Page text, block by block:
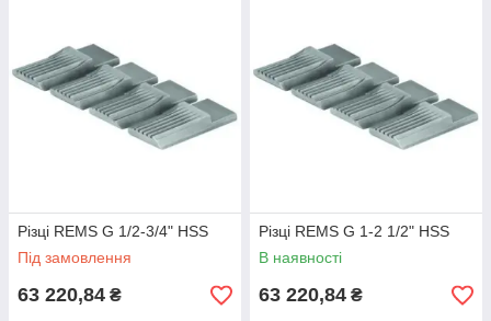
Різці REMS G 1/2-3/4" HSS
Під замовлення
63 220,84 ₴
Різці REMS G 1-2 1/2" HSS
В наявності
63 220,84 ₴